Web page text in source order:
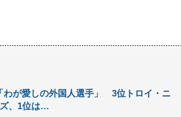
わが愛しの外国人選手」 3位トロイ・ニ
、1位は…